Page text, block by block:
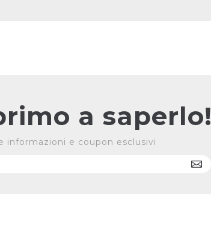
a saperlo!
informazioni e coupon esclusivi